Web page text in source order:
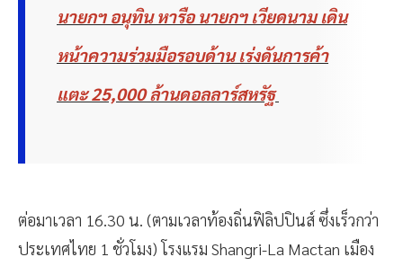
นายกฯ อนุทิน หารือ นายกฯ เวียดนาม เดิน
หน้าความร่วมมือรอบด้าน เร่งดันการค้า
แตะ 25,000 ล้านดอลลาร์สหรัฐ
ต่อมาเวลา 16.30 น. (ตามเวลาท้องถิ่นฟิลิปปินส์ ซึ่งเร็วกว่า
ประเทศไทย 1 ชั่วโมง) โรงแรม Shangri-La Mactan เมือง